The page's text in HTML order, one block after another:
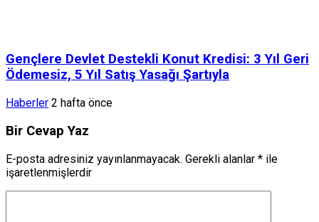
Gençlere Devlet Destekli Konut Kredisi: 3 Yıl Geri
Ödemesiz, 5 Yıl Satış Yasağı Şartıyla
Haberler 2 hafta önce
Bir Cevap Yaz
E-posta adresiniz yayınlanmayacak. Gerekli alanlar * ile
işaretlenmişlerdir